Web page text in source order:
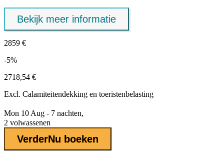
Bekijk meer informatie
2859 €
-5%
2718,54 €
Excl. Calamiteitendekking en toeristenbelasting
Mon 10 Aug - 7 nachten,
2 volwassenen
VerderNu boeken